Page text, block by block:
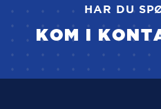
HAR DU
KOM I